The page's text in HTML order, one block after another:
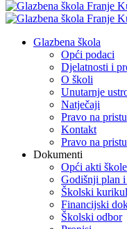
Glazbena škola
Opći podaci
Djelatnosti i
O školi
Unutarnje
Natječaji
Pravo na
Kontakt
Pravo na
Dokumenti
Opći akti škole
Godišnji plan i
Školski
Financijski
Školski odbor